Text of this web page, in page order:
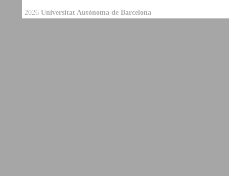
2026 Universitat Autònoma de Barcelona